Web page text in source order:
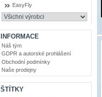
EasyFly
INFORMACE
Náš tým
GDPR a autorské prohlášení
Obchodní podmínky
Naše prodejny
ŠTÍTKY